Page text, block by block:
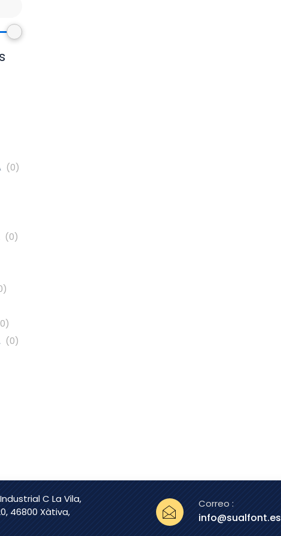
(0)
(0)
)
0)
(0)
( 0)
C La Vila,
46800 Xàtiva,
Correo :
info@sualfont.es